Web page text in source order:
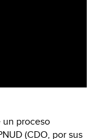
un proceso
(CDO, por sus